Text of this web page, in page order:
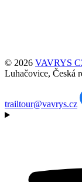
© 2026 VAVRYS
Luhačovice, Česká
trailtour@vavrys.cz